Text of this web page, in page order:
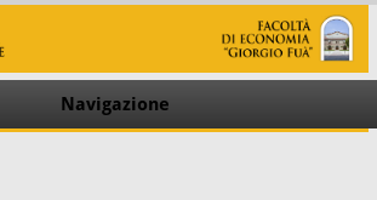
Navigazione